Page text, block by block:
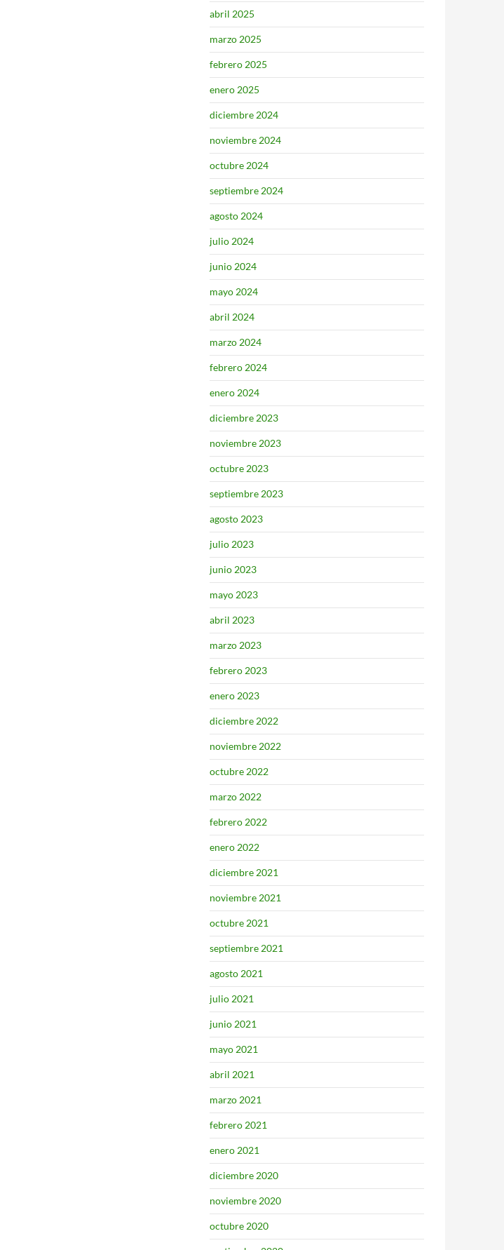
abril 2025
marzo 2025
febrero 2025
enero 2025
diciembre 2024
noviembre 2024
octubre 2024
septiembre 2024
agosto 2024
julio 2024
junio 2024
mayo 2024
abril 2024
marzo 2024
febrero 2024
enero 2024
diciembre 2023
noviembre 2023
octubre 2023
septiembre 2023
agosto 2023
julio 2023
junio 2023
mayo 2023
abril 2023
marzo 2023
febrero 2023
enero 2023
diciembre 2022
noviembre 2022
octubre 2022
marzo 2022
febrero 2022
enero 2022
diciembre 2021
noviembre 2021
octubre 2021
septiembre 2021
agosto 2021
julio 2021
junio 2021
mayo 2021
abril 2021
marzo 2021
febrero 2021
enero 2021
diciembre 2020
noviembre 2020
octubre 2020